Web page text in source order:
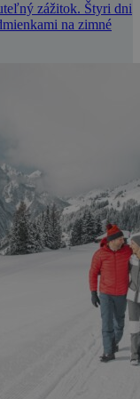
zážitok. Štyri dni
na zimné